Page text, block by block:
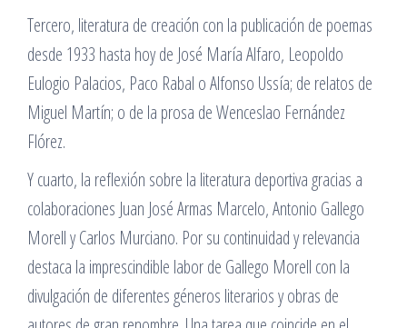
Tercero, literatura de creación con la publicación de poemas
desde 1933 hasta hoy de José María Alfaro, Leopoldo
Eulogio Palacios, Paco Rabal o Alfonso Ussía; de relatos de
Miguel Martín; o de la prosa de Wenceslao Fernández
Flórez.
Y cuarto, la reflexión sobre la literatura deportiva gracias a
colaboraciones Juan José Armas Marcelo, Antonio Gallego
Morell y Carlos Murciano. Por su continuidad y relevancia
destaca la imprescindible labor de Gallego Morell con la
divulgación de diferentes géneros literarios y obras de